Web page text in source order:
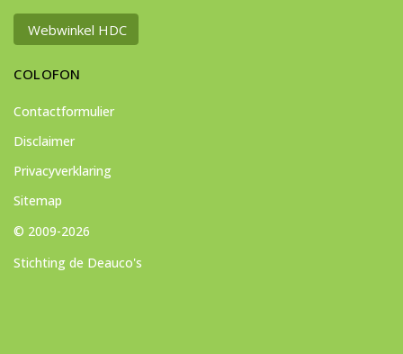
Webwinkel HDC
COLOFON
Contactformulier
Disclaimer
Privacyverklaring
Sitemap
© 2009-2026
Stichting de Deauco's